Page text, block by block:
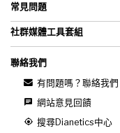
常見問題
社群媒體工具套組
聯絡我們
有問題嗎？聯絡我們
網站意見回饋
搜尋Dianetics中心